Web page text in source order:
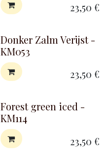
23,50 €
Donker Zalm Verijst -
KM053
23,50 €
Forest green iced -
KM114
23,50 €